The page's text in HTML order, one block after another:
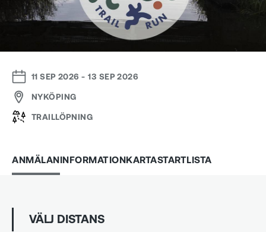
11 SEP 2026 - 13 SEP 2026
NYKÖPING
TRAILLÖPNING
ANMÄLANINFORMATIONKARTASTARTLISTA
VÄLJ DISTANS